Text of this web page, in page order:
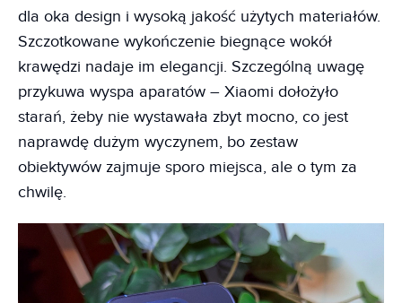
dla oka design i wysoką jakość użytych materiałów.
Szczotkowane wykończenie biegnące wokół
krawędzi nadaje im elegancji. Szczególną uwagę
przykuwa wyspa aparatów – Xiaomi dołożyło
starań, żeby nie wystawała zbyt mocno, co jest
naprawdę dużym wyczynem, bo zestaw
obiektywów zajmuje sporo miejsca, ale o tym za
chwilę.